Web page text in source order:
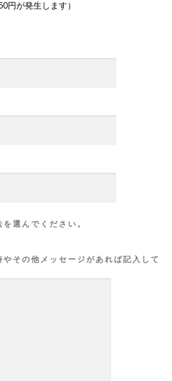
円が発生します）
選んでください。
その他メッセージがあれば記入して